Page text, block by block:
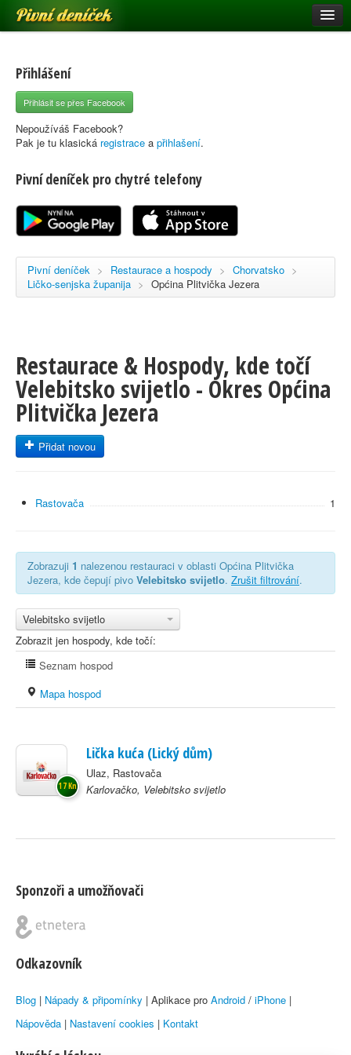
Pivní deníček
Pivní mapa
Pivní značky
Nápověda
Registrace
Přihlášení
Přihlásit se přes Facebook
Nepoužíváš Facebook?
Pak je tu klasická registrace a přihlašení.
Pivní deníček pro chytré telefony
Pivní deníček > Restaurace a hospody > Chorvatsko >
Ličko-senjska županija > Općina Plitvička Jezera
Restaurace & Hospody, kde točí
Velebitsko svijetlo - Okres Općina
Plitvička Jezera
Přidat novou
Rastovača 1
Zobrazuji 1 nalezenou restauraci v oblasti Općina Plitvička
Jezera, kde čepují pivo Velebitsko svijetlo. Zrušit filtrování.
Velebitsko svijetlo
Zobrazit jen hospody, kde točí:
Seznam hospod
Mapa hospod
Lička kuća (Lický dům)
Ulaz, Rastovača
Karlovačko, Velebitsko svijetlo
17 Kn
Sponzoři a umožňovači
Odkazovník
Blog | Nápady & připomínky | Aplikace pro Android / iPhone |
Nápověda | Nastavení cookies | Kontakt